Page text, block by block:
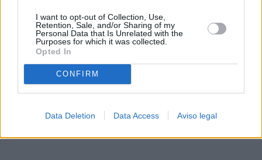
I want to opt-out of Collection, Use,
Retention, Sale, and/or Sharing of my
Personal Data that Is Unrelated with the
Purposes for which it was collected.
Opted In
CONFIRM
Data Deletion Data Access Aviso legal